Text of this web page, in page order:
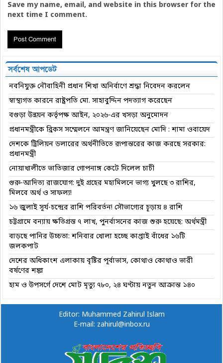
Save my name, email, and website in this browser for the
next time I comment.
সর্বশেষ আপডেট
নবনিযুক্ত নৌবাহিনী প্রধান শিখা অনির্বাণে শ্রদ্ধা নিবেদন করলেন
স্বাস্থ্যগত কারনে রাষ্ট্রপতি মো. সাহাবুদ্দিন পদত্যাগ করেছেন
বগুড়া উন্নয়ন কর্তৃপক্ষ আইন, ২০২৬-এর খসড়া অনুমোদন
প্রধানমন্ত্রীকে ব্রিকস সম্মেলনে আমন্ত্রণ জানিয়েছেন মোদি : শামা ওবায়েদ
দেশকে ট্রিলিয়ন ডলারের অর্থনীতিতে রূপান্তরের কাজ করছে সরকার:
প্রধানমন্ত্রী
নোয়াখালীতে ভাতিজার গোপনাঙ্গ কেটে দিলেল চাচী
গুরু-আদিত্য রাজযোগ: দুই গ্রহের মহামিলনে ভাগ্য খুলছে ৩ রাশির,
মিলবে অর্থ ও সাফল্য!
১৬ জুলাই সূর্য-চন্দ্রের রাশি পরিবর্তন! সৌভাগ্যের চূড়ায় ৪ রাশি
চট্টগ্রামে বন্যায় ক্ষতিগ্রস্ত ৭ লাখ, পুনর্বাসনের কাজ শুরু হয়েছে: অর্থমন্ত্রী
বাড়ছে পানির উচ্চতা: শনিবার খোলা হচ্ছে কাপ্তাই বাঁধের ১৬টি
জলকপাট
দেশের অধিকাংশ এলাকায় বৃষ্টির পূর্বাভাস, কোথাও কোথাও ভারী
বর্ষণের শঙ্কা
হাম ও উপসর্গে দেশে মোট মৃত্যু ৭৮০, ২৪ ঘণ্টায় নতুন আক্রান্ত ১৪০
Editor: Muhammed Zahirul Islam
E-mail: zahirul@inbox.ru